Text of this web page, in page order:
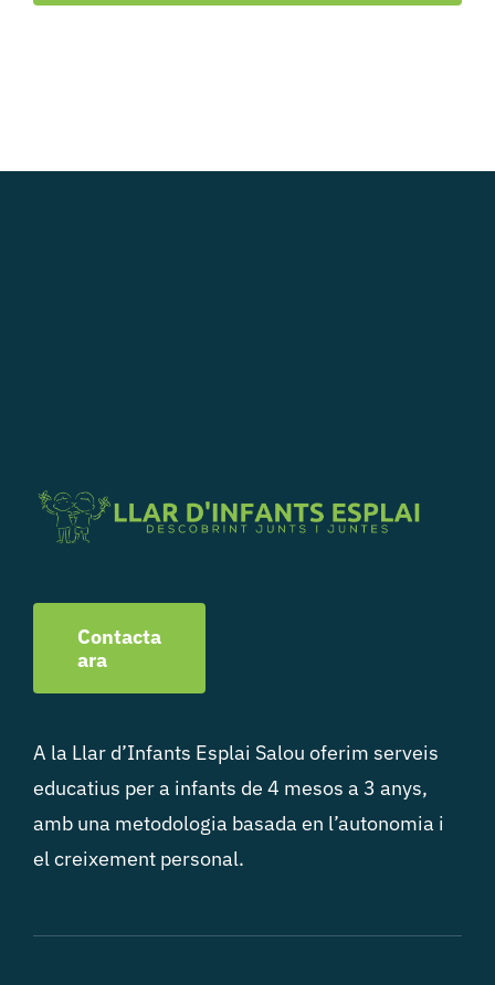
Contacta
ara
A la Llar d’Infants Esplai Salou oferim serveis
educatius per a infants de 4 mesos a 3 anys,
amb una metodologia basada en l’autonomia i
el creixement personal.